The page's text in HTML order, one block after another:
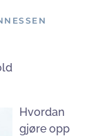
Hvordan
gjøre opp